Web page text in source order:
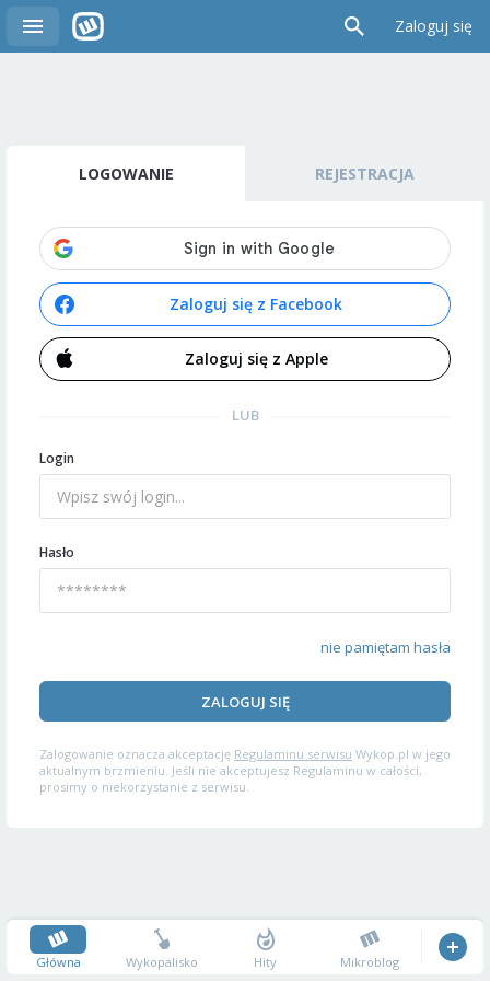
Zaloguj się
LOGOWANIE REJESTRACJA
Zaloguj się z Facebook
Zaloguj się z Apple
LUB
Login
Hasło
nie pamiętam hasła
ZALOGUJ SIĘ
Zalogowanie oznacza akceptację Regulaminu serwisu Wykop.pl w jego
aktualnym brzmieniu. Jeśli nie akceptujesz Regulaminu w całości,
prosimy o niekorzystanie z serwisu.
Główna Wykopalisko Hity Mikroblog